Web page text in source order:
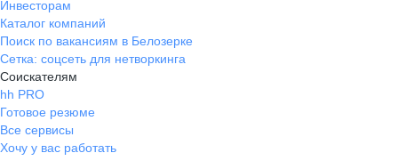
Инвесторам
Каталог компаний
Поиск по вакансиям в Белозерке
Сетка: соцсеть для нетворкинга
Соискателям
hh PRO
Готовое резюме
Все сервисы
Хочу у вас работать